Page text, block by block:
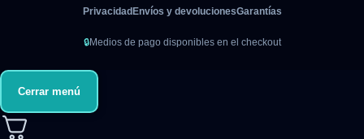
Privacidad Envíos y devolucionesGarantías
🔒Medios de pago disponibles en el checkout
Cerrar menú